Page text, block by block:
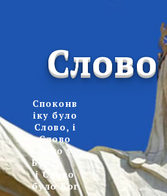
Слово
Споконв
іку було
Слово, і
Слово
було у
Бога,
і Слово
було Бог